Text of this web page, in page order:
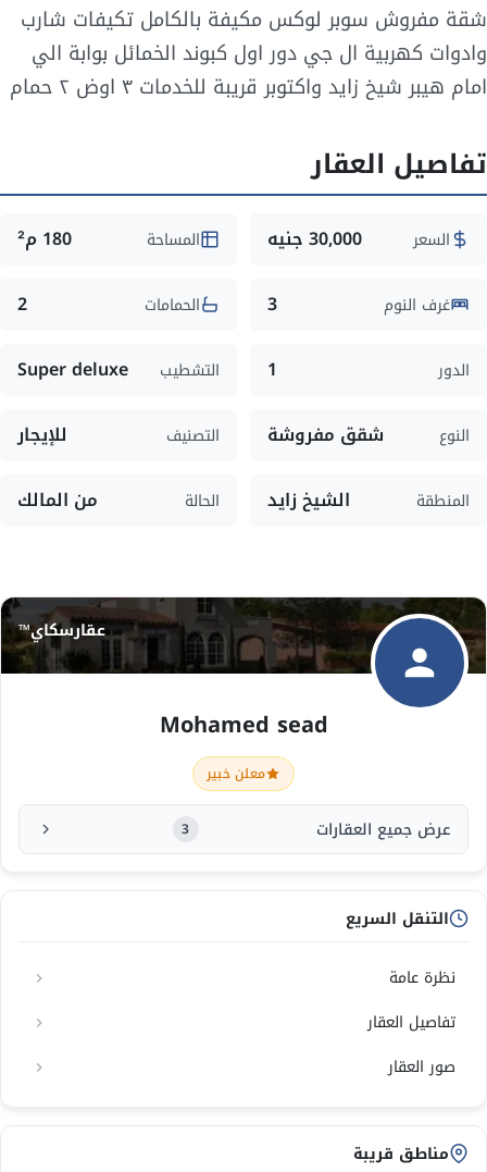
شقة مفروش سوبر لوكس مكيفة بالكامل تكيفات شارب
وادوات كهربية ال جي دور اول كبوند الخمائل بوابة الي
امام هيبر شيخ زايد واكتوبر قريبة للخدمات ٣ اوض ٢ حمام
تفاصيل العقار
السعر 30,000 جنيه المساحة 180 م²
غرف النوم 3 الحمامات 2
الدور 1 التشطيب Super deluxe
النوع شقق مفروشة التصنيف للإيجار
المنطقة الشيخ زايد الحالة من المالك
عقارسكاي™
Mohamed sead
معلن خبير
عرض جميع العقارات 3
التنقل السريع
نظرة عامة
تفاصيل العقار
صور العقار
مناطق قريبة